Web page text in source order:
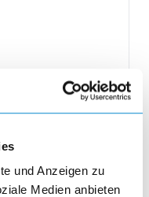
und Anzeigen zu
Medien anbieten
und in